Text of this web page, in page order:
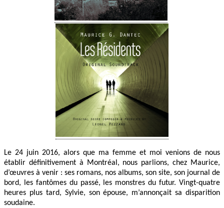
Le 24 juin 2016, alors que ma femme et moi venions de nous
établir définitivement à Montréal, nous parlions, chez Maurice,
d’œuvres à venir : ses romans, nos albums, son site, son journal de
bord, les fantômes du passé, les monstres du futur. Vingt-quatre
heures plus tard, Sylvie, son épouse, m’annonçait sa disparition
soudaine.